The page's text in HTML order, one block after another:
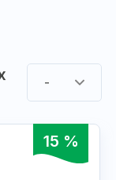
-
15 %